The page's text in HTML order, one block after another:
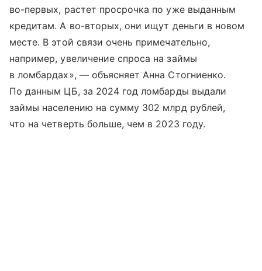
во-первых, растет просрочка по уже выданным
кредитам. А во-вторых, они ищут деньги в новом
месте. В этой связи очень примечательно,
например, увеличение спроса на займы
в ломбардах», — объясняет Анна Стогниенко.
По данным ЦБ, за 2024 год ломбарды выдали
займы населению на сумму 302 млрд рублей,
что на четверть больше, чем в 2023 году.